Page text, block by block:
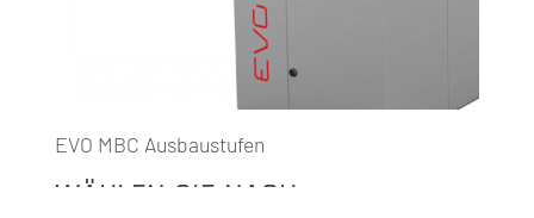
EVO MBC Ausbaustufen
WÄHLEN SIE NACH